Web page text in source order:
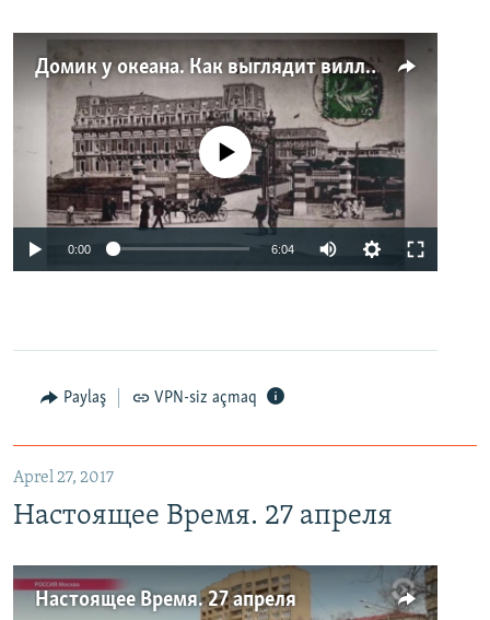
Домик у океана. Как выглядит вилла для Людмилы Путиной – репортаж с юга Франции
No media source currently available
0:00 6:04
Paylaş VPN-siz açmaq
Aprel 27, 2017
Настоящее Время. 27 апреля
Настоящее Время. 27 апреля